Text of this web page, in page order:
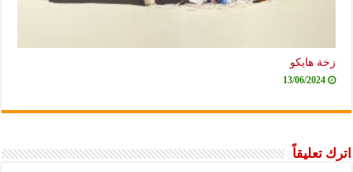
زخة هايكو
13/06/2024
اترك تعليقاً